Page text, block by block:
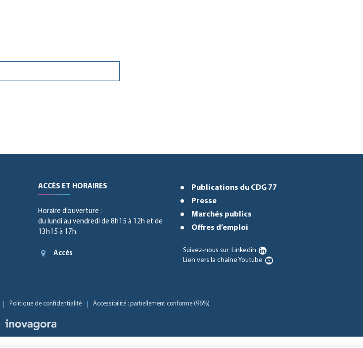
ACCÈS ET HORAIRES
Horaire d’ouverture :
du lundi au vendredi de 8h15 à 12h et de
13h15 à 17h.
Accès
Publications du CDG 77
Presse
Marchés publics
Offres d’emploi
Suivez-nous sur Linkedin
Lien vers la chaîne Youtube
Politique de confidentialité Accessibilité : partiellement conforme (96%)
Inovagora